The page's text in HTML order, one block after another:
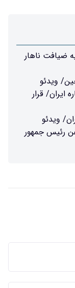
ضیافت ناهار
ویدئو
ایران/ قرار
رئیس جمهور